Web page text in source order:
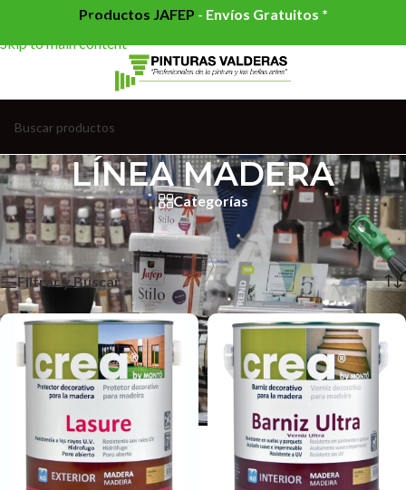
Skip to navigation
Skip to main content
Productos JAFEP - Envíos Gratuitos *
LÍNEA MADERA
Categorías
Inicio/ PINTURAS/LÍNEA MADERA
Mostrando 1–12 de 54 resultados
Filtrar y Buscar